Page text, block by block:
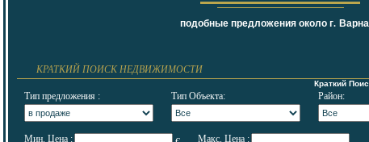
подобные предложенияоколо г.
КРАТКИЙ ПОИСК НЕДВИЖИМОСТИ
Краткий
Тип предложения :
Тип Объекта: Район:
Мин. Цена : Макс. Цена :